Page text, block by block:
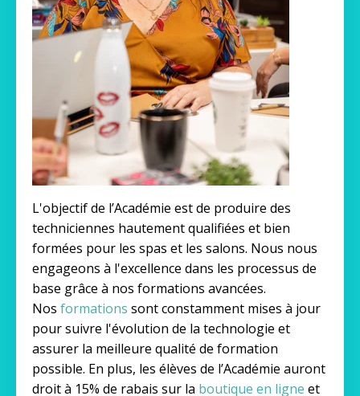
L'objectif de l’Académie est de produire des
techniciennes hautement qualifiées et bien
formées pour les spas et les salons. Nous nous
engageons à l'excellence dans les processus de
base grâce à nos formations avancées.
Nos formations sont constamment mises à jour
pour suivre l'évolution de la technologie et
assurer la meilleure qualité de formation
possible. En plus, les élèves de l’Académie auront
droit à 15% de rabais sur la boutique en ligne et